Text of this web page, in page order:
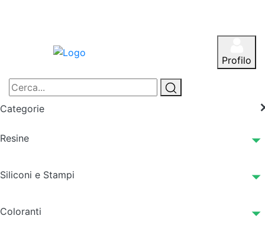
Profilo
Categorie
Resine
Siliconi e Stampi
Coloranti